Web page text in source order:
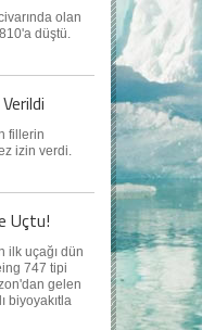
olan
810'a düştü.
fillerin
izin verdi.
Uçtu!
ilk uçağı dün
747 tipi
gelen
biyoyakıtla